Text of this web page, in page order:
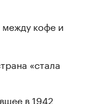
кофе и
«стала
в 1942